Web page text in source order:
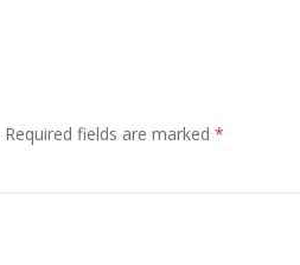
Required fields are marked *